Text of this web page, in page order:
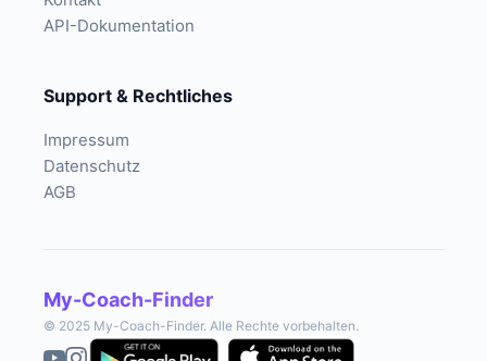
API-Dokumentation
Support & Rechtliches
Impressum
Datenschutz
AGB
My-Coach-Finder
© 2025 My-Coach-Finder. Alle Rechte vorbehalten.